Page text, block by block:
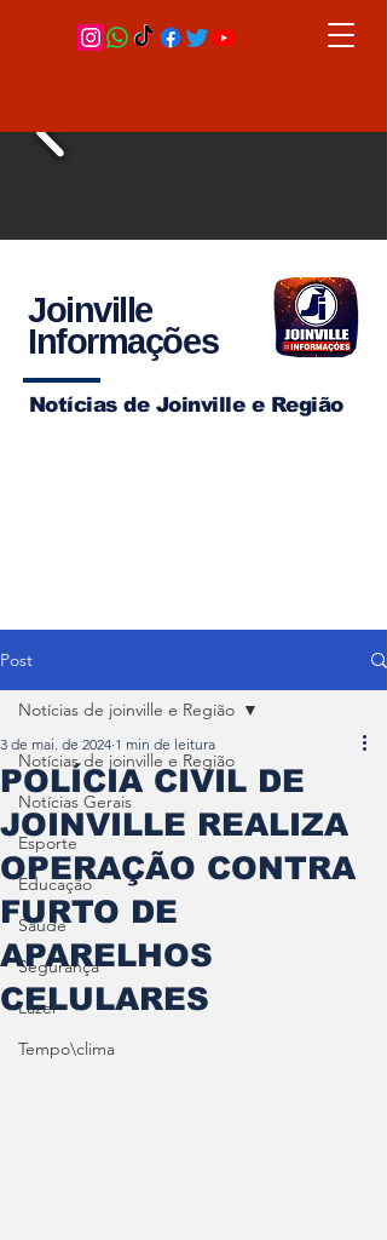
Joinville
Informações
Notícias de Joinville e Região
Post
Notícias de joinville e Região
Notícias Gerais
Esporte
Educação
Saúde
Segurança
Lazer
Tempo\clima
Notícias de joinville e Região
POLÍCIA CIVIL DE
JOINVILLE REALIZA
OPERAÇÃO CONTRA
FURTO DE
APARELHOS
CELULARES
3 de mai. de 2024 1 min de leitura